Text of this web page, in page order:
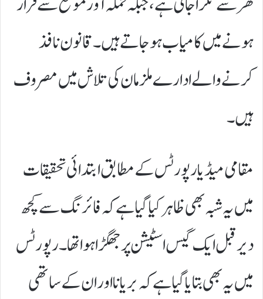
ہونے میں کامیاب ہو جاتے ہیں۔ قانون نافذ
کرنے والے ادارے ملزمان کی تلاش میں مصروف
ہیں۔
مقامی میڈیا رپورٹس کے مطابق ابتدائی تحقیقات
میں یہ شبہ بھی ظاہر کیا گیا ہے کہ فائرنگ سے کچھ
دیر قبل ایک گیس اسٹیشن پر جھگڑا ہوا تھا۔ رپورٹس
میں یہ بھی بتایا گیا ہے کہ بریانا اور ان کے ساتھی